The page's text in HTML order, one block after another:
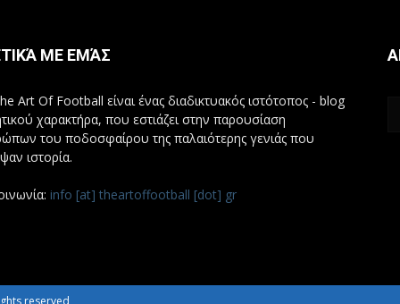
ΜΕ ΕΜΆΣ
Art Of Football είναι ένας διαδικτυακός ιστότοπος - blog
χαρακτήρα, που εστιάζει στην παρουσίαση
του ποδοσφαίρου της παλαιότερης γενιάς που
ιστορία.
info [at] theartoffootball [dot] gr
reserved